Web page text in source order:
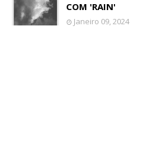
COM 'RAIN'
Janeiro 09, 2024